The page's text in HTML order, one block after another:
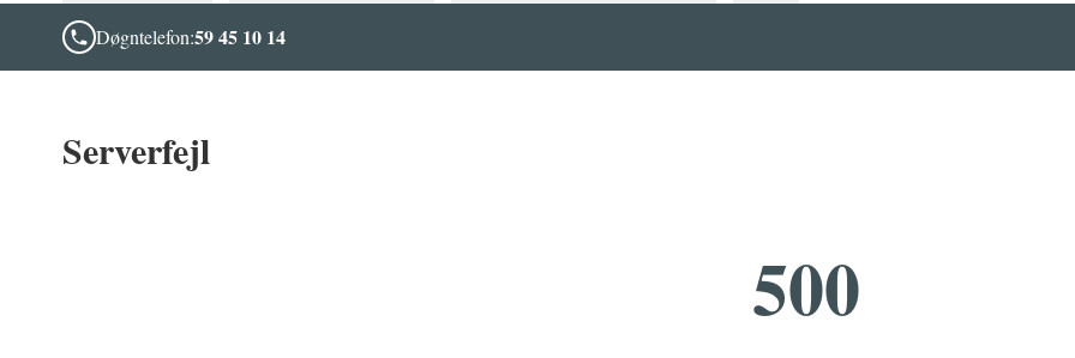
Døgntelefon:59 45 10 14
Serverfejl
500